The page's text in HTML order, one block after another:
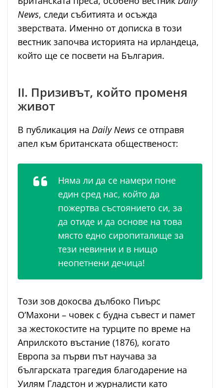
News, следи събитията и осъжда
зверствата. Именно от дописка в този
вестник започва историята на ирландеца,
който ще се посвети на България.
II. Призивът, който променя
живот
В публикация на Daily News се отправя
апел към британската общественост:
Няма ли да се намери поне
един сред нас, който да
пожертва състоянието си, за
да отиде и да основе на това
място едно сиропиталище за
тези невинни и в нищо
неопетнени дечица!
Този зов докосва дълбоко Пиърс
О’Махони – човек с будна съвест и памет
за жестокостите на турците по време на
Априлското въстание (1876), когато
Европа за първи път научава за
българската трагедия благодарение на
Уилям Гладстон и журналисти като